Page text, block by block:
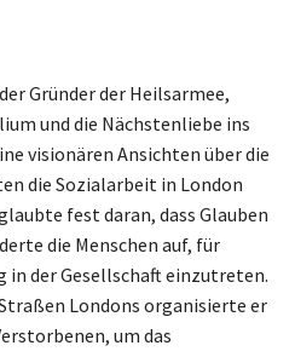
Gründer der Heilsarmee,
und die Nächstenliebe ins
visionären Ansichten über die
die Sozialarbeit in London
fest daran, dass Glauben
die Menschen auf, für
in der Gesellschaft einzutreten.
Londons organisierte er
um das